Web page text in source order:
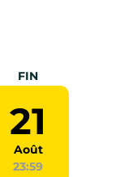
FIN
21
Août
23:59